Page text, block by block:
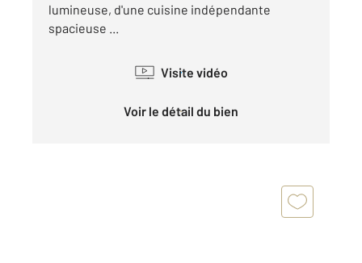
lumineuse, d'une cuisine indépendante
spacieuse ...
Visite vidéo
Voir le détail du bien